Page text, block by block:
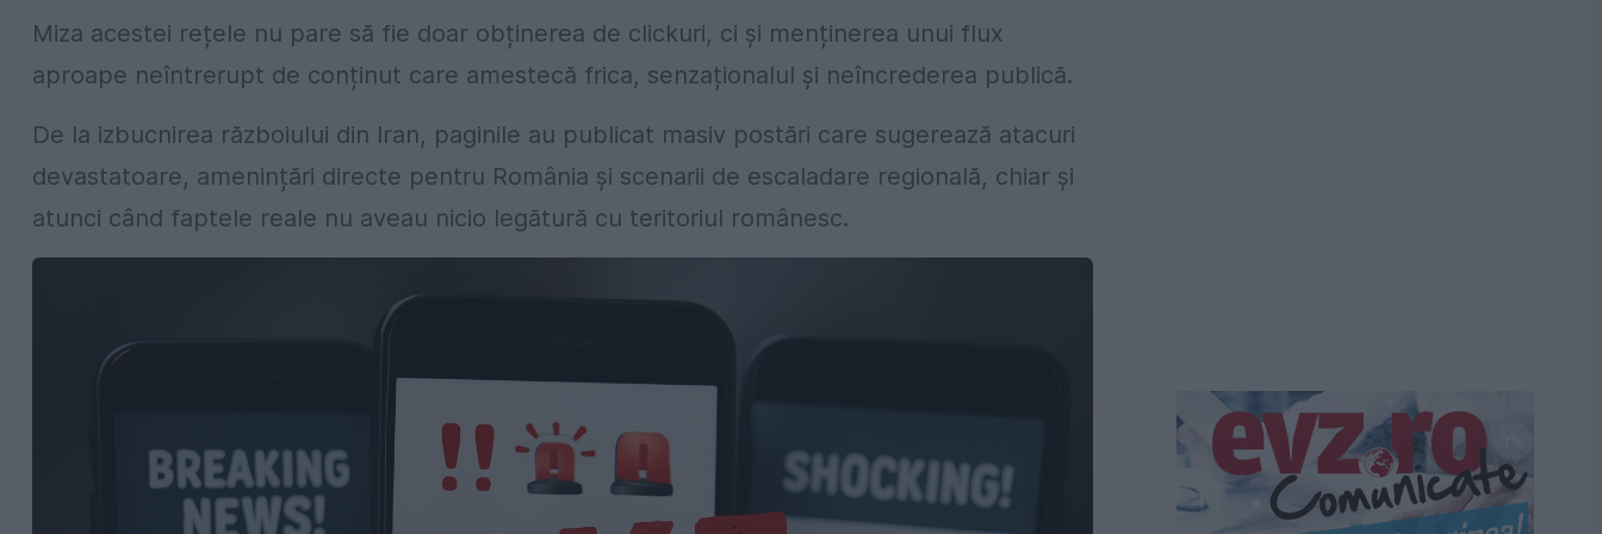
Miza acestei rețele nu pare să fie doar obținerea de clickuri, ci și menținerea unui flux
aproape neîntrerupt de conținut care amestecă frica, senzaționalul și neîncrederea publică.
De la izbucnirea războiului din Iran, paginile au publicat masiv postări care sugerează atacuri
devastatoare, amenințări directe pentru România și scenarii de escaladare regională, chiar și
atunci când faptele reale nu aveau nicio legătură cu teritoriul românesc.